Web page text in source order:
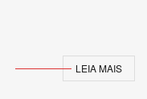
LEIA MAIS